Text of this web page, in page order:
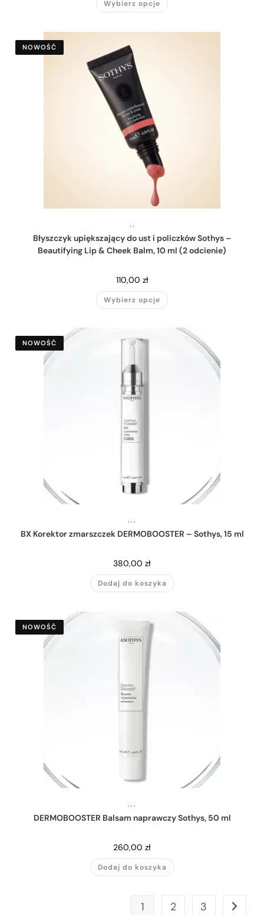
Wybierz opcje
NOWOŚĆ
, ,
Błyszczyk upiększający do ust i policzków Sothys –
Beautifying Lip & Cheek Balm, 10 ml (2 odcienie)
110,00 zł
Wybierz opcje
NOWOŚĆ
,,,
BX Korektor zmarszczek DERMOBOOSTER – Sothys, 15 ml
380,00 zł
Dodaj do koszyka
NOWOŚĆ
, , ,
DERMOBOOSTER Balsam naprawczy Sothys, 50 ml
260,00 zł
Dodaj do koszyka
1 2 3